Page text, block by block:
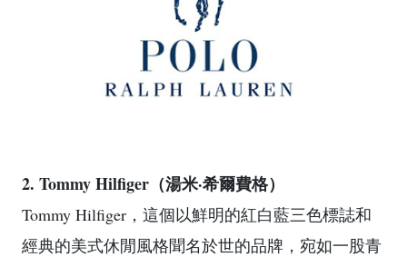
2. Tommy Hilfiger（湯米·希爾費格）
Tommy Hilfiger，這個以鮮明的紅白藍三色標誌和
經典的美式休閒風格聞名於世的品牌，宛如一股青